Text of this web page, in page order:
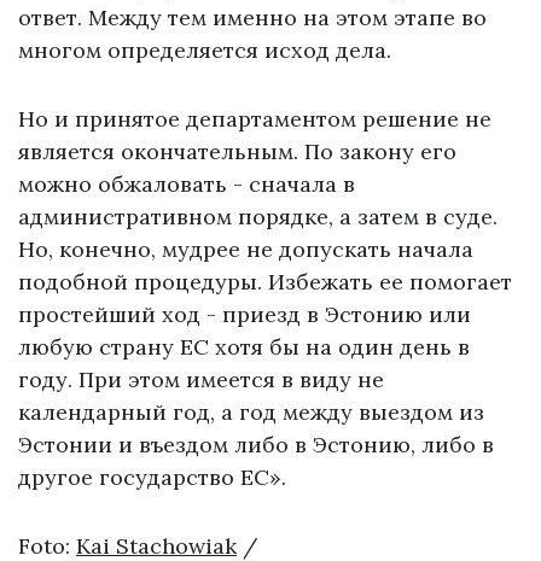
ответ. Между тем именно на этом этапе во
многом определяется исход дела.
Но и принятое департаментом решение не
является окончательным. По закону его
можно обжаловать - сначала в
административном порядке, а затем в суде.
Но, конечно, мудрее не допускать начала
подобной процедуры. Избежать ее помогает
простейший ход - приезд в Эстонию или
любую страну ЕС хотя бы на один день в
году. При этом имеется в виду не
календарный год, а год между выездом из
Эстонии и въездом либо в Эстонию, либо в
другое государство ЕС».
Foto: Kai Stachowiak/